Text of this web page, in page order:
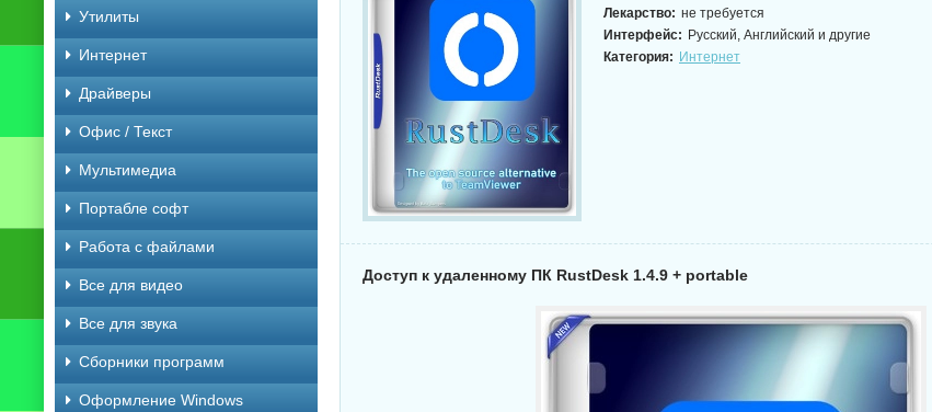
Лекарство: не требуется
Интерфейс: Русский, Английский и другие
Категория: Интернет
Доступ к удаленному ПК RustDesk 1.4.9 + portable
Утилиты
Интернет
Драйверы
Офис / Текст
Мультимедиа
Портабле софт
Работа с файлами
Все для видео
Все для звука
Сборники программ
Оформление Windows